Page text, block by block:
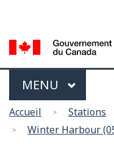
la
langue
Menu
MAIN
MENU
Vous
êtes
Accueil Stations
Winter Harbour